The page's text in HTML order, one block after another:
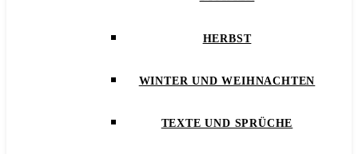
HERBST
WINTER UND WEIHNACHTEN
TEXTE UND SPRÜCHE